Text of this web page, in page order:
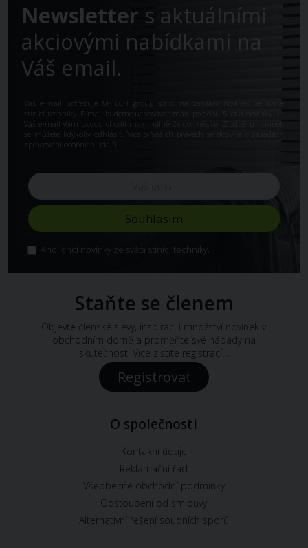
Newsletter s aktuálními
akciovými nabídkami na
Váš email.
Váš e-mail potřebuje M-TECH group s.r.o. na zasílání novinek ze světa
stínící techniky. E-mail budeme uchovávat max. po dobu 5 let a novinky na
Váš e-mail Vám budou chodit maximálně 2x do měsíce. Z odběru novinek
se můžete kdykoliv odhlásit. Více o Vašich právech se dozvíte v
zásadách
zpracování osobních údajů
Ano, chci novinky ze světa stínící techniky.
Staňte se členem
Objevte členské slevy, inspiraci i množství novinek v
obchodním domě a proměňte své nápady na
skutečnost. Více zistíte registrací...
Registrovat
O společnosti
Kontakní údaje
Reklamační řád
Všeobecné obchodní podmínky
Odstoupení od smlouvy
Alternativní řešení soudních sporů